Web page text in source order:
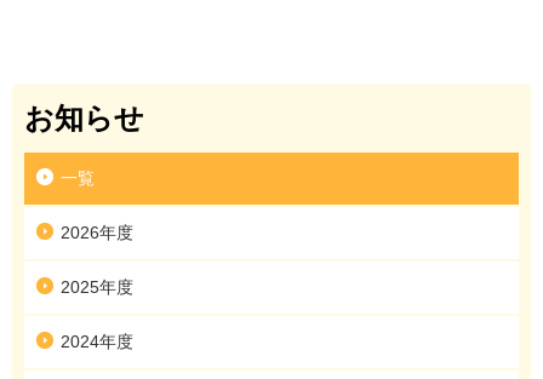
お知らせ
一覧
2026年度
2025年度
2024年度